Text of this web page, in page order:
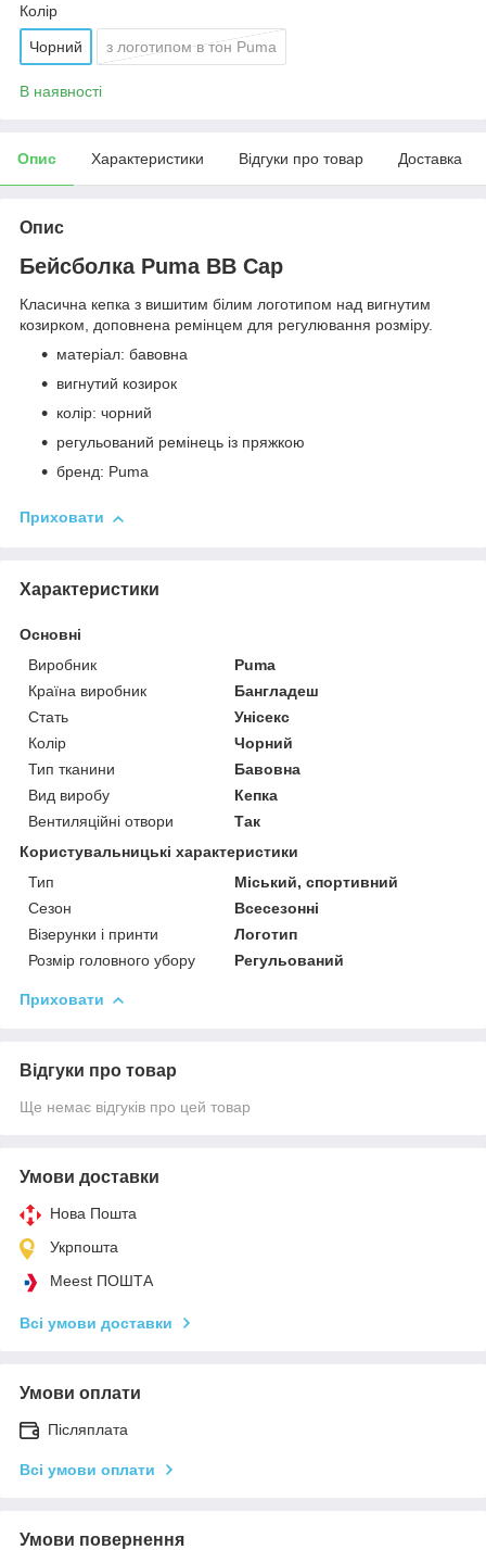
Колір
Чорний з логотипом в тон Puma
В наявності
Опис Характеристики Відгуки про товар Доставка
Опис
Бейсболка Puma BB Cap
Класична кепка з вишитим білим логотипом над вигнутим
козирком, доповнена ремінцем для регулювання розміру.
матеріал: бавовна
вигнутий козирок
колір: чорний
регульований ремінець із пряжкою
бренд: Puma
Приховати
Характеристики
Основні
Виробник
Puma
Країна виробник
Бангладеш
Стать
Унісекс
Колір
Чорний
Тип тканини
Бавовна
Вид виробу
Кепка
Вентиляційні отвори
Так
Користувальницькі характеристики
Тип
Міський, спортивний
Сезон
Всесезонні
Візерунки і принти
Логотип
Розмір головного убору
Регульований
Приховати
Відгуки про товар
Ще немає відгуків про цей товар
Умови доставки
Нова Пошта
Укрпошта
Meest ПОШТА
Всі умови доставки
Умови оплати
Післяплата
Всі умови оплати
Умови повернення